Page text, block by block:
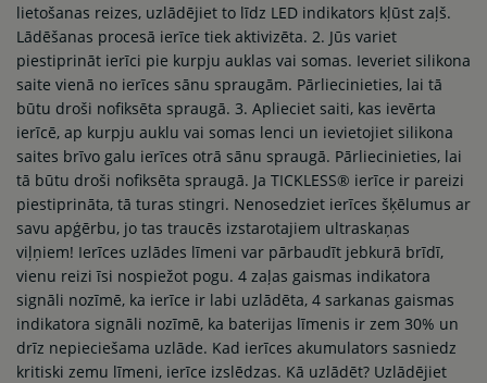
lietošanas reizes, uzlādējiet to līdz LED indikators kļūst zaļš.
Lādēšanas procesā ierīce tiek aktivizēta. 2. Jūs variet
piestiprināt ierīci pie kurpju auklas vai somas. Ieveriet silikona
saite vienā no ierīces sānu spraugām. Pārliecinieties, lai tā
būtu droši nofiksēta spraugā. 3. Aplieciet saiti, kas ievērta
ierīcē, ap kurpju auklu vai somas lenci un ievietojiet silikona
saites brīvo galu ierīces otrā sānu spraugā. Pārliecinieties, lai
tā būtu droši nofiksēta spraugā. Ja TICKLESS® ierīce ir pareizi
piestiprināta, tā turas stingri. Nenosedziet ierīces šķēlumus ar
savu apģērbu, jo tas traucēs izstarotajiem ultraskaņas
viļņiem! Ierīces uzlādes līmeni var pārbaudīt jebkurā brīdī,
vienu reizi īsi nospiežot pogu. 4 zaļas gaismas indikatora
signāli nozīmē, ka ierīce ir labi uzlādēta, 4 sarkanas gaismas
indikatora signāli nozīmē, ka baterijas līmenis ir zem 30% un
drīz nepieciešama uzlāde. Kad ierīces akumulators sasniedz
kritiski zemu līmeni, ierīce izslēdzas. Kā uzlādēt? Uzlādējiet